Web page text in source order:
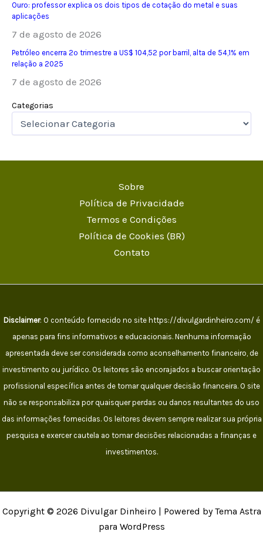
Ouro: professor explica os dois tipos de cotação do metal e suas
aplicações
7 de agosto de 2026
Petróleo encerra 2º trimestre a US$ 104,52 por barril, alta de 54,1% em
relação a 2025
7 de agosto de 2026
Categorias
Sobre
Política de Privacidade
Termos e Condições
Política de Cookies (BR)
Contato
Disclaimer: O conteúdo fornecido no site https://divulgardinheiro.com/ é
apenas para fins informativos e educacionais. Nenhuma informação
apresentada deve ser considerada como aconselhamento financeiro, de
investimento ou jurídico. Os leitores são encorajados a buscar orientação
profissional específica antes de tomar qualquer decisão financeira. O site
não se responsabiliza por quaisquer perdas ou danos resultantes do uso
das informações fornecidas. Os leitores devem sempre realizar sua própria
pesquisa e exercer cautela ao tomar decisões relacionadas a finanças e
investimentos.
Copyright © 2026 Divulgar Dinheiro | Powered by Tema Astra
para WordPress